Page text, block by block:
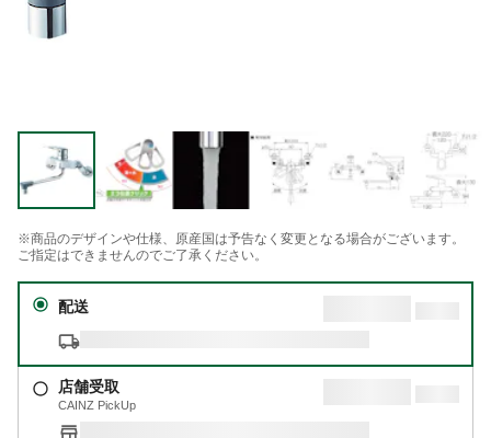
※商品のデザインや仕様、原産国は予告なく変更となる場合がございます。
ご指定はできませんのでご了承ください。
配送
店舗受取
CAINZ PickUp